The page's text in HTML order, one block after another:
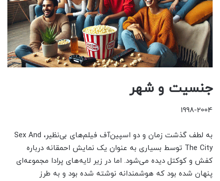
جنسیت و شهر
1998-2004
به لطف گذشت زمان و دو اسپین‌آف فیلم‌های بی‌نظیر، Sex And
The City توسط بسیاری به عنوان یک نمایش احمقانه درباره
کفش و کوکتل دیده می‌شود. اما در زیر لایه‌های پرادا مجموعه‌ای
پنهان شده بود که هوشمندانه نوشته شده بود و به طرز